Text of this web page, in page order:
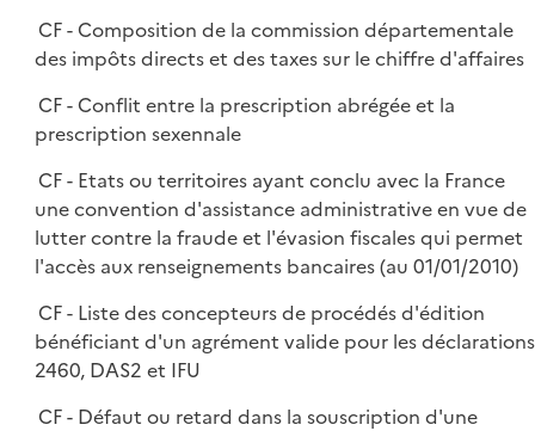
CF - Composition de la commission départementale
des impôts directs et des taxes sur le chiffre d'affaires
CF - Conflit entre la prescription abrégée et la
prescription sexennale
CF - Etats ou territoires ayant conclu avec la France
une convention d'assistance administrative en vue de
lutter contre la fraude et l'évasion fiscales qui permet
l'accès aux renseignements bancaires (au 01/01/2010)
CF - Liste des concepteurs de procédés d'édition
bénéficiant d'un agrément valide pour les déclarations
2460, DAS2 et IFU
CF - Défaut ou retard dans la souscription d'une